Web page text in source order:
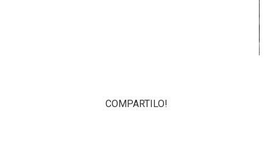
COMPARTILO!